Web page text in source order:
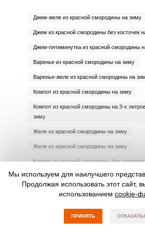
Джем-желе из красной смородины на зиму
Джем из красной смородины без косточек
Джем-пятиминутка из красной смородины
Варенье из красной смородины на зиму
Варенье-желе из красной смородины на
Компот из красной смородины на зиму
Компот из красной смородины на 3-х
зиму
Желе из красной смородины на зиму
Желе из красной смородины на зиму
Компот из красной смородины без
Желе из красной смородины без
Варенье-пятиминутка из красной
НАШИ
Мы используем для наилучшего
Продолжая использовать этот сайт,
использованием cookie-
ПРИНЯТЬ